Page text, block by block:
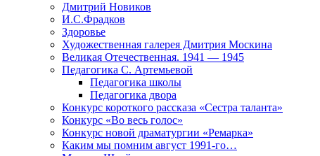
Дмитрий Новиков
И.С.Фрадков
Здоровье
Художественная галерея Дмитрия Москина
Великая Отечественная. 1941 — 1945
Педагогика С. Артемьевой
Педагогика школы
Педагогика двора
Конкурс короткого рассказа «Сестра таланта»
Конкурс «Во весь голос»
Конкурс новой драматургии «Ремарка»
Каким мы помним август 1991-го…